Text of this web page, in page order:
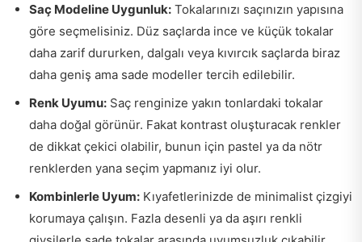
Saç Modeline Uygunluk: Tokalarınızı saçınızın yapısına
göre seçmelisiniz. Düz saçlarda ince ve küçük tokalar
daha zarif dururken, dalgalı veya kıvırcık saçlarda biraz
daha geniş ama sade modeller tercih edilebilir.
Renk Uyumu: Saç renginize yakın tonlardaki tokalar
daha doğal görünür. Fakat kontrast oluşturacak renkler
de dikkat çekici olabilir, bunun için pastel ya da nötr
renklerden yana seçim yapmanız iyi olur.
Kombinlerle Uyum: Kıyafetlerinizde de minimalist çizgiyi
korumaya çalışın. Fazla desenli ya da aşırı renkli